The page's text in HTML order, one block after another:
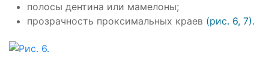
полосы дентина или мамелоны;
прозрачность проксимальных краев (рис. 6, 7).